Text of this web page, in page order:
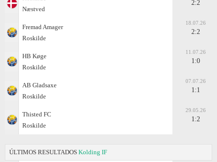
Næstved
2:2
Fremad Amager
Roskilde
18.07.26
2:2
HB Køge
Roskilde
11.07.26
1:0
AB Gladsaxe
Roskilde
07.07.26
1:1
Thisted FC
Roskilde
29.05.26
1:2
ÚLTIMOS RESULTADOS Kolding IF